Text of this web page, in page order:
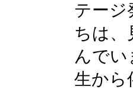
テージ
ちは、
んでい
生から